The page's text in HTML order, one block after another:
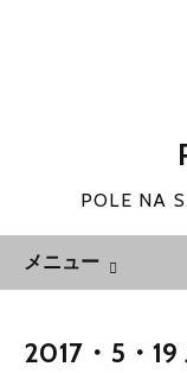
POLE NA
メニュー
ン
ツ
2017・5・